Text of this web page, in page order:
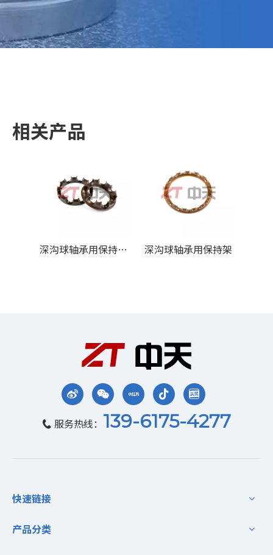
相关产品
深沟球轴承用保持架2 深沟球轴承用保持架
 服务热线： 139-6175-4277
快速链接
产品分类